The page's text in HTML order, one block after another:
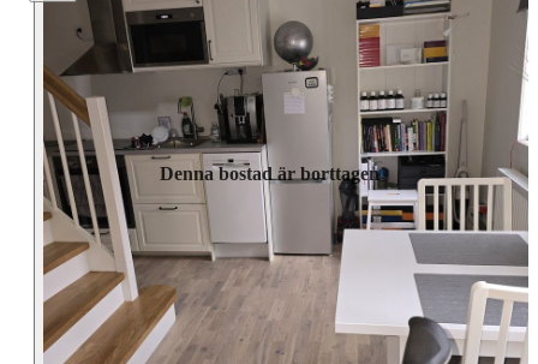
Denna bostad är borttagen